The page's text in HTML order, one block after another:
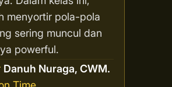
menyortir pola-pola
sering muncul dan
powerful.
Danuh Nuraga, CWM.